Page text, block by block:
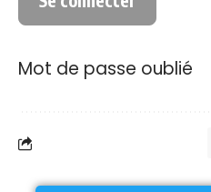
Mot de passe oublié